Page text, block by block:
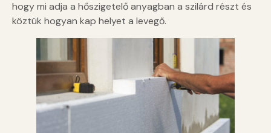
hogy mi adja a hőszigetelő anyagban a szilárd részt és
köztük hogyan kap helyet a levegő.